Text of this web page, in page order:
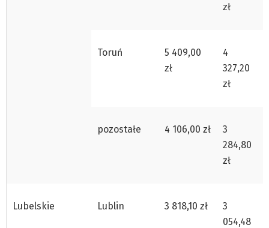
zł
Toruń
5 409,00
zł
4
327,20
zł
pozostałe 4 106,00 zł
3
284,80
zł
Lubelskie Lublin 3 818,10 zł
3
054,48